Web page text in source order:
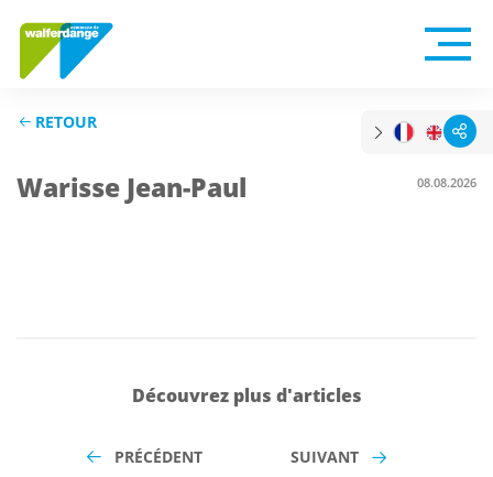
RETOUR
Warisse Jean-Paul 08.08.2026
Découvrez plus d'articles
PRÉCÉDENT SUIVANT